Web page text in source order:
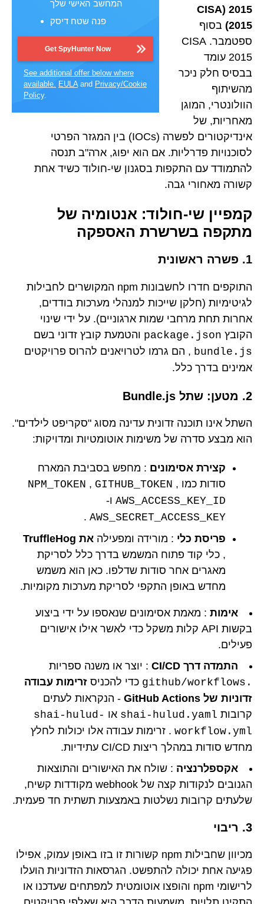
המחשב האישי שלך
פנה שטח דיסק
Get SpyHunter Now
See additional offer below where
available.
EULA and Privacy/Cookie
Policy.
2015 (CISA
2015) בסוף
ספטמבר. CISA
2015 עומד
בבסיס חלק ניכר
מהשיתוף
הוולונטרי, המוגן
מאחריות, של
אינדיקטורים לפשרה (IOCs) בין המגזר הפרטי
לסוכנויות פדרליות. אם הוא יפוג, ארה"ב תנסה
להתמודד עם התקפות בסגנון שי-חולוד כשיד אחת
קשורה מאחורי גבה.
קמפיין שי-חולוד: אנטומיה של
מתקפה בשרשרת האספקה
1. פשרה ראשונית
התוקפים חדרו לחשבונות npm המקושרים לחבילות
לגיטימיות (חלקן שייכות למנהלי מערכות בודדים,
אחרות תחת מרחבי שמות ארגוניים). על ידי שינוי
הקובץ package.json והטמעת קובץ זדוני בשם
bundle.js , הם גרמו לטרויאנים להרוס פרויקטים
אמינים בדרך כלל.
2. מטען: שתל Bundle.js
השתל אינו תוכנה זדונית עדינה מסוג "סקריפט לילדים".
הוא מבצע סדרה של משימות אוטומטיות ומדויקות:
קצירת אסימונים : מחפש בסביבת המארח
סודות כמו
NPM_TOKEN , GITHUB_TOKEN ,
AWS_ACCESS_KEY_ID ו-
AWS_SECRET_ACCESS_KEY
.
פריסת כלי : מורידה ומפעילה את TruffleHog
, כלי קוד פתוח המשמש בדרך כלל לסריקת
מאגרים אחר סודות שדלפו. כאן הוא משמש
מחדש באופן התקפי לסריקת מערכות מקומיות.
אימות : מאמת אסימונים שנאספו על ידי ביצוע
בקשות API קלות משקל כדי לאשר אילו אישורים
פעילים.
התמדה דרך CI/CD
: יוצר או משנה ספריות
.github/workflows
כדי להכניס זרימות עבודה
זדוניות של GitHub Actions
- הנקראות לעתים
קרובות shai-hulud.yaml או shai-hulud-
workflow.yml . זרימות עבודה אלו יכולות לחלץ
מחדש סודות במהלך ריצות CI/CD עתידיות.
אקספלרנציה : שולח את האישורים והתוצאות
הגנובים לנקודות קצה של webhook מקודדות קשיח,
שלעתים קרובות נשלטות באמצעות תשתית חד פעמית.
3. ריבוי
מכיוון שחבילות npm קשורות זו בזו באופן עמוק, אפילו
פגיעה אחת יכולה להתפשט. הגרסאות הזדוניות הועלו
לרישומי npm והופצו אוטומטית למפתחים שעדכנו או